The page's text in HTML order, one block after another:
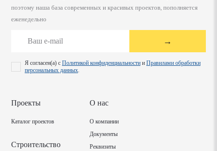
поэтому наша база современных и красивых проектов, пополняется
еженедельно
→
Я согласен(а) с Политикой конфиденциальности и Правилами обработки
персональных данных
Проекты
Каталог проектов
Строительство
О нас
О компании
Документы
Реквизиты